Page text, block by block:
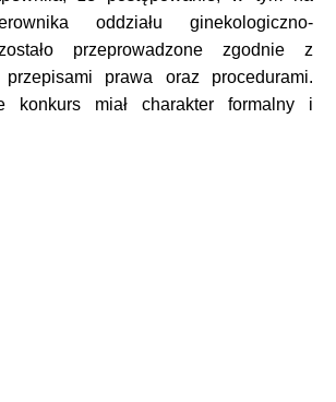
oddziału ginekologiczno-
przeprowadzone zgodnie z
przepisami prawa oraz procedurami.
konkurs miał charakter formalny i